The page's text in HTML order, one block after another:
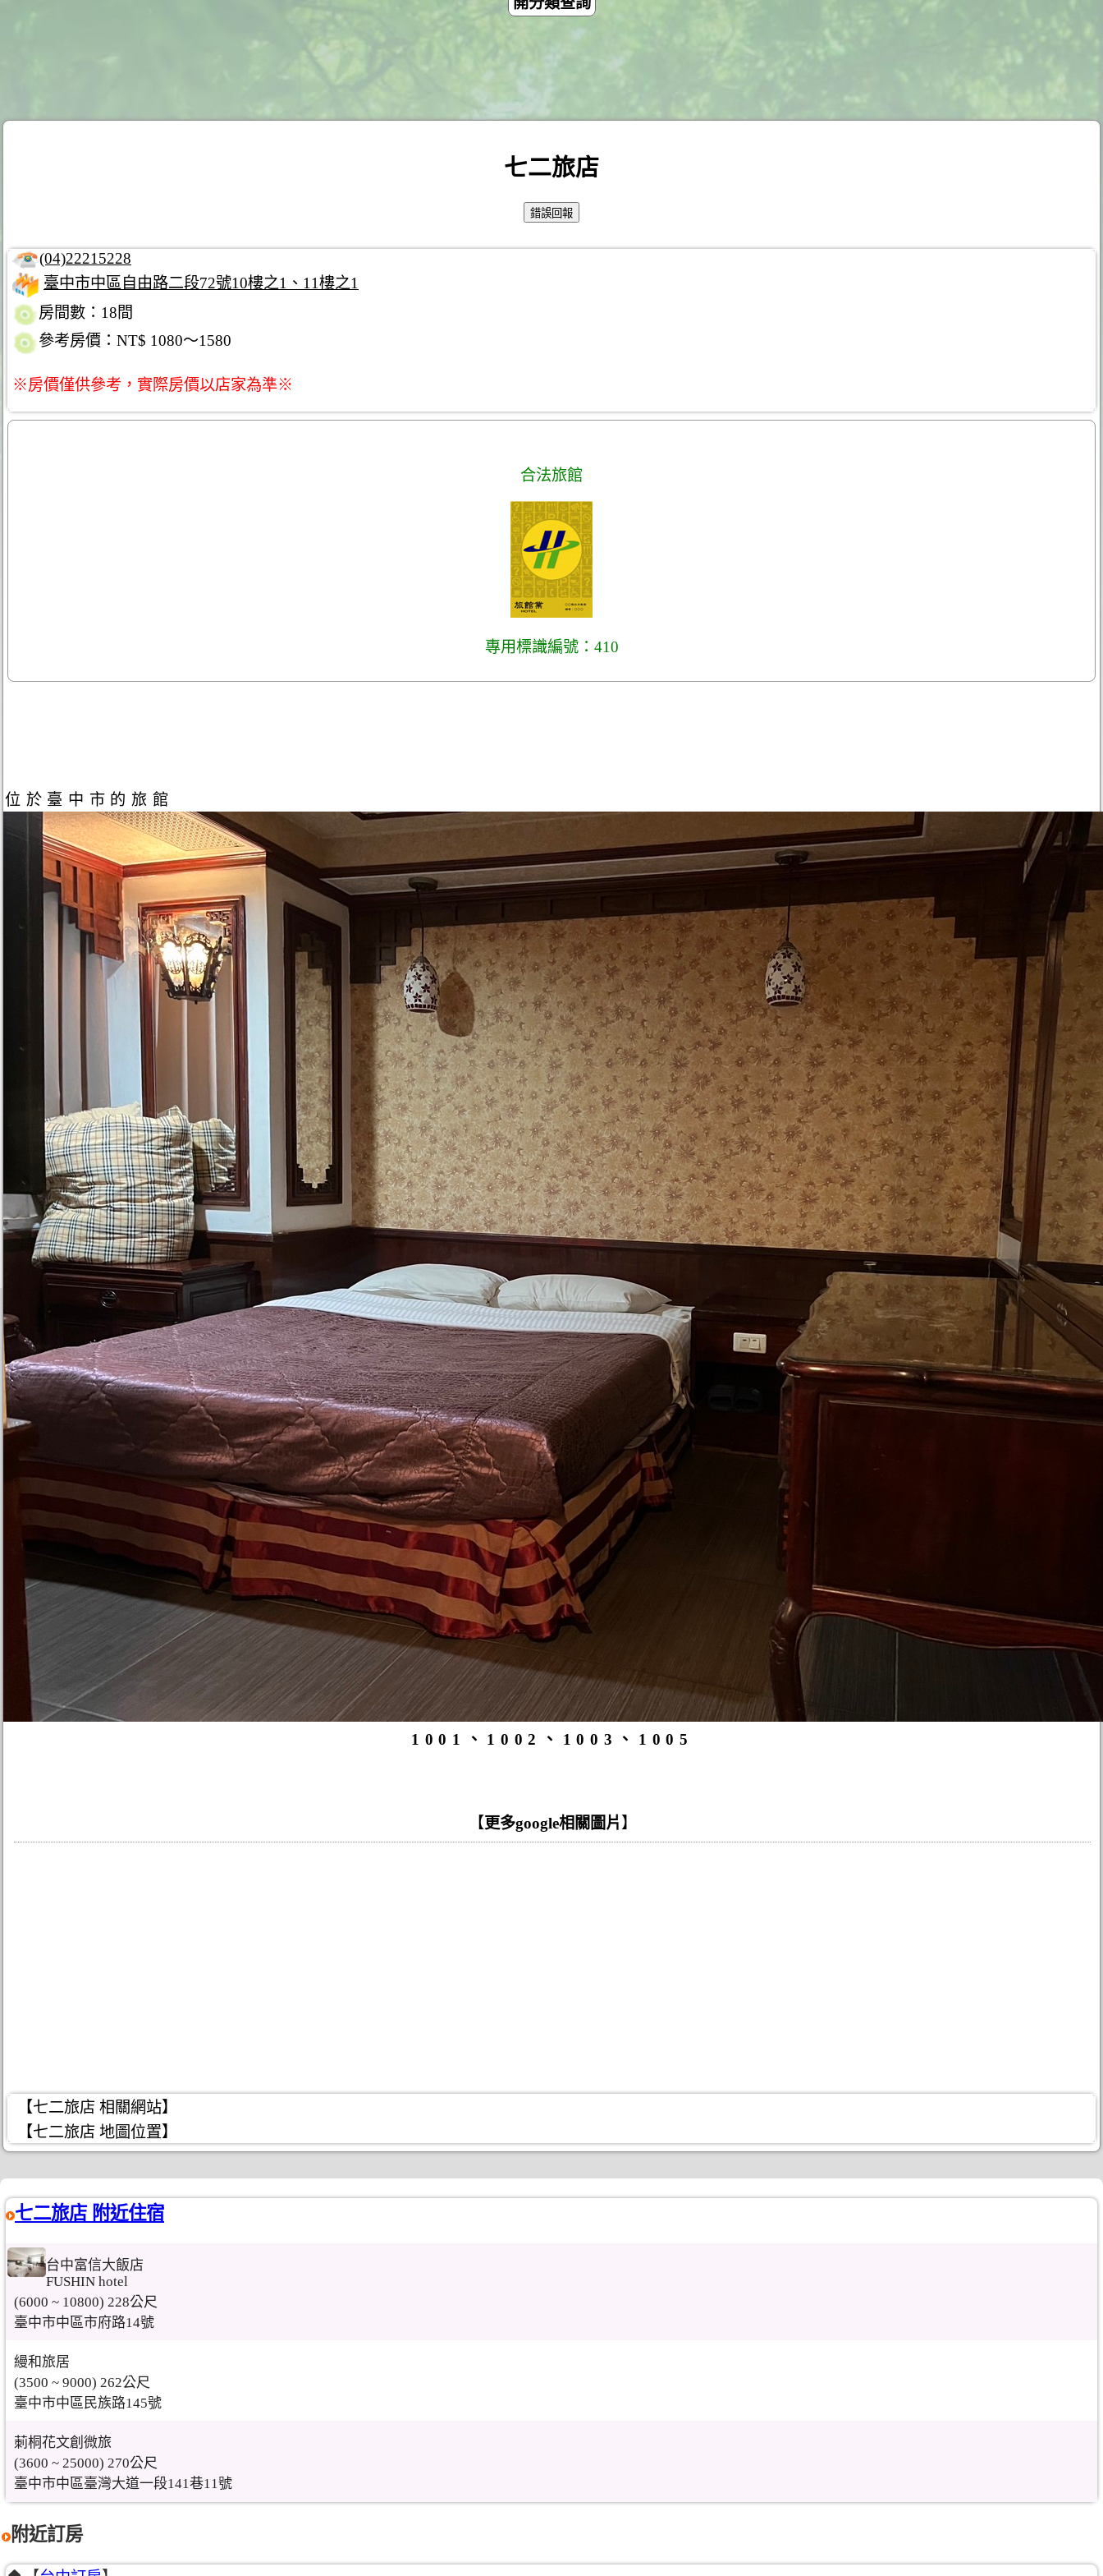
七二旅店
(04)22215228
臺中市中區自由路二段72號10樓之1、11樓之1
房間數：18間
參考房價：NT$ 1080～1580
※房價僅供參考，實際房價以店家為準※
合法旅館
專用標識編號：410
位於臺中市的旅館
1001、1002、1003、1005
【更多google相關圖片 】
【七二旅店 相關網站】
【七二旅店 地圖位置】
七二旅店 附近住宿
台中富信大飯店
FUSHIN hotel
(6000 ~ 10800) 228公尺
臺中市中區市府路14號
縵和旅居
(3500 ~ 9000) 262公尺
臺中市中區民族路145號
莿桐花文創微旅
(3600 ~ 25000) 270公尺
臺中市中區臺灣大道一段141巷11號
附近訂房